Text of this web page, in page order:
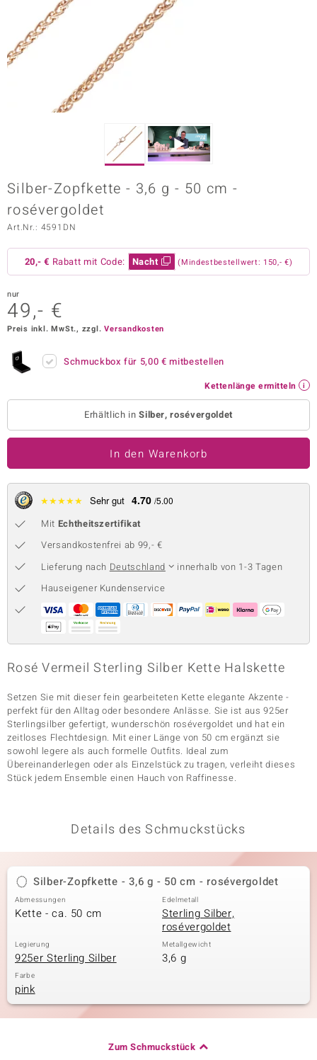
Edition
Designs
Vogue
Paraíso
Collection
Silber-Zopfkette - 3,6 g - 50 cm -
rosévergoldet
Art.Nr.: 4591DN
20,- € Rabatt mit Code: Nacht (Mindestbestellwert: 150,- €)
nur
49,- €
Preis inkl. MwSt., zzgl.Versandkosten
Schmuckbox für 5,00 € mitbestellen
Kettenlänge ermitteln
Erhältlich inSilber, rosévergoldet
In den Warenkorb
★★★★★ Sehr gut 4.70 /5.00
Mit Echtheitszertifikat
Versandkostenfrei ab 99,- €
Lieferung nach Deutschland
innerhalb von 1-3 Tagen
Hauseigener Kundenservice
Rosé Vermeil Sterling Silber Kette Halskette
Setzen Sie mit dieser fein gearbeiteten Kette elegante Akzente -
perfekt für den Alltag oder besondere Anlässe. Sie ist aus 925er
Sterlingsilber gefertigt, wunderschön rosévergoldet und hat ein
zeitloses Flechtdesign. Mit einer Länge von 50 cm ergänzt sie
sowohl legere als auch formelle Outfits. Ideal zum
Übereinanderlegen oder als Einzelstück zu tragen, verleiht dieses
Stück jedem Ensemble einen Hauch von Raffinesse.
Details des Schmuckstücks
Silber-Zopfkette - 3,6 g - 50 cm - rosévergoldet
Abmessungen
Kette - ca. 50 cm
Edelmetall
Sterling Silber,
rosévergoldet
Legierung
925er Sterling Silber
Metallgewicht
3,6 g
Farbe
pink
Zum Schmuckstück